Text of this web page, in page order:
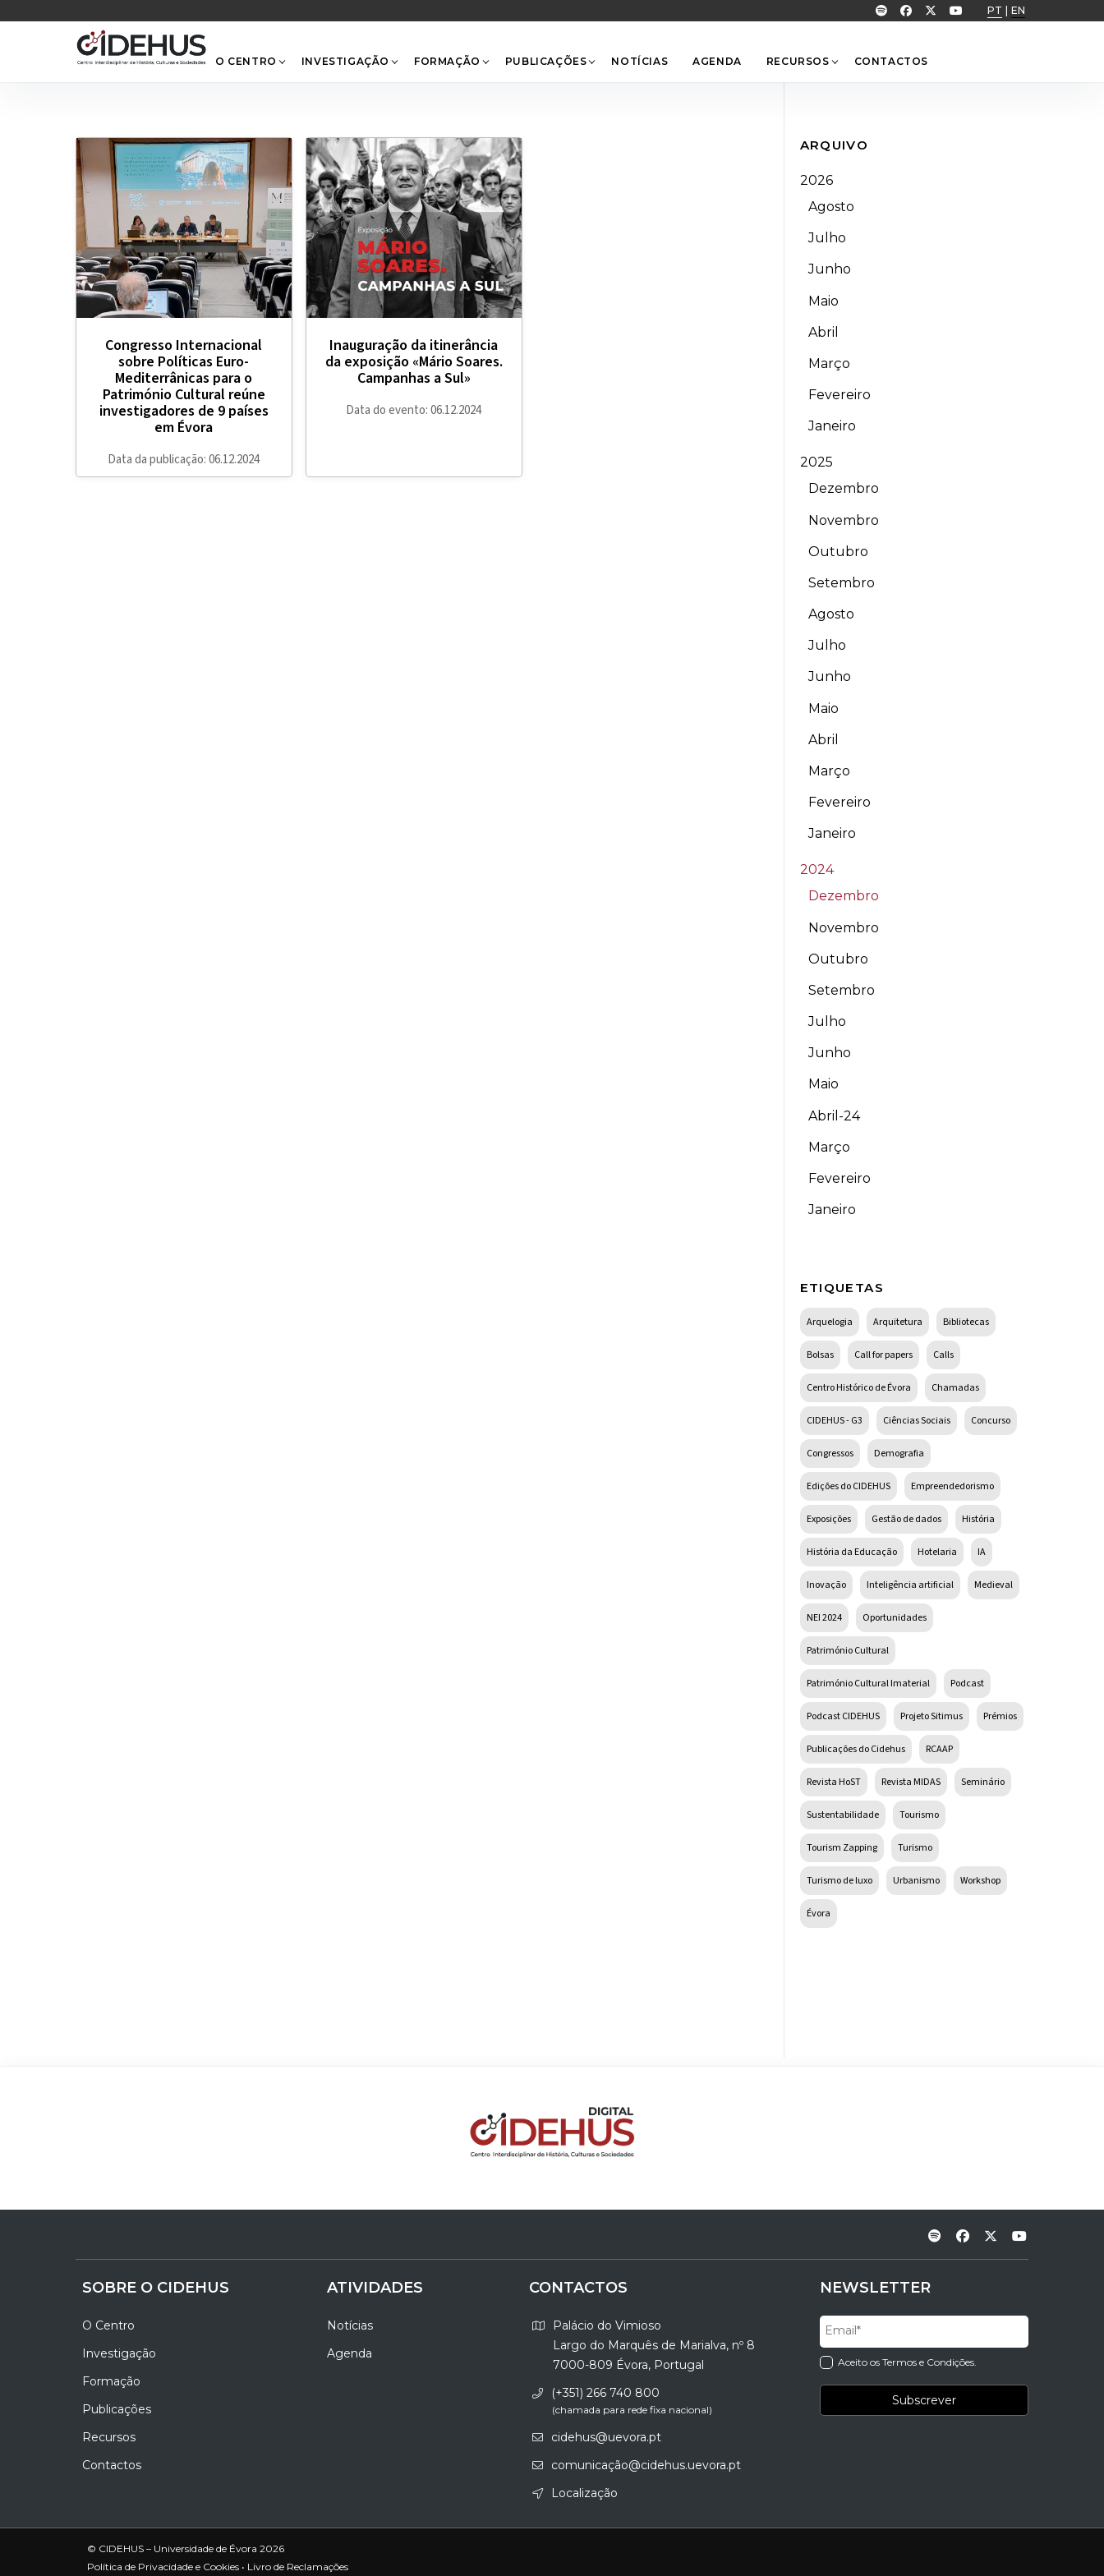
PT EN
O CENTRO INVESTIGAÇÃO FORMAÇÃO PUBLICAÇÕES NOTÍCIAS AGENDA RECURSOS CONTACTOS
Congresso Internacional
sobre Políticas Euro-
Mediterrânicas para o
Património Cultural reúne
investigadores de 9 países
em Évora
Data da publicação: 06.12.2024
Inauguração da itinerância
da exposição «Mário Soares.
Campanhas a Sul»
Data do evento: 06.12.2024
ARQUIVO
2026
Agosto
Julho
Junho
Maio
Abril
Março
Fevereiro
Janeiro
2025
Dezembro
Novembro
Outubro
Setembro
Agosto
Julho
Junho
Maio
Abril
Março
Fevereiro
Janeiro
2024
Dezembro
Novembro
Outubro
Setembro
Julho
Junho
Maio
Abril-24
Março
Fevereiro
Janeiro
ETIQUETAS
Arquelogia Arquitetura Bibliotecas
Bolsas Call for papers Calls
Centro Histórico de Évora Chamadas
CIDEHUS - G3 Ciências Sociais Concurso
Congressos Demografia
Edições do CIDEHUS Empreendedorismo
Exposições Gestão de dados História
História da Educação Hotelaria IA
Inovação Inteligência artificial Medieval
NEI 2024 Oportunidades
Património Cultural
Património Cultural Imaterial Podcast
Podcast CIDEHUS Projeto Sitimus Prémios
Publicações do Cidehus RCAAP
Revista HoST Revista MIDAS Seminário
Sustentabilidade Tourismo
Tourism Zapping Turismo
Turismo de luxo Urbanismo Workshop
Évora
Top
SOBRE O CIDEHUS
O Centro
Investigação
Formação
Publicações
Recursos
Contactos
ATIVIDADES
Notícias
Agenda
CONTACTOS
Palácio do Vimioso
Largo do Marquês de Marialva, nº 8
7000-809 Évora, Portugal
(+351) 266 740 800
(chamada para rede fixa nacional)
cidehus@uevora.pt
comunicação@cidehus.uevora.pt
Localização
NEWSLETTER
Aceito os Termos e Condições.
© CIDEHUS – Universidade de Évora 2026
Política de Privacidade e Cookies • Livro de Reclamações